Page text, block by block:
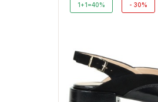
1+1=40% - 30%